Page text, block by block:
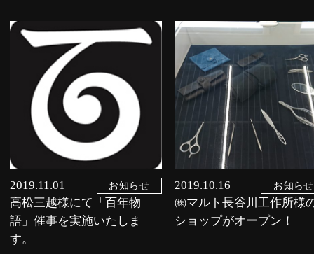
2019.11.01 お知らせ
高松三越様にて「百年物
語」催事を実施いたしま
す。
2019.10.16 お知らせ
㈱マルト長谷川工作所様
ショップがオープン！